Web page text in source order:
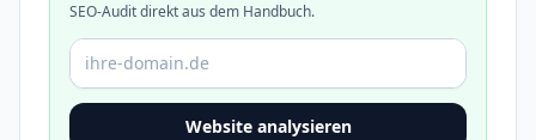
SEO-Audit direkt aus dem Handbuch.
Domain oder URL
Website analysieren